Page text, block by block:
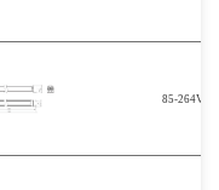
85-264V